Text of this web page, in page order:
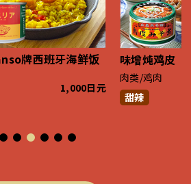
牌西班牙海鲜饭
1,000日元
味增炖鸡皮
肉类/鸡肉
甜辣